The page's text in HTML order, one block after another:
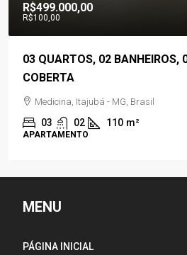
02 BANHEIROS, 02 GARAGEM
Itajubá - MG, Brasil
110 m²
MENU
PÁGINA INICIAL